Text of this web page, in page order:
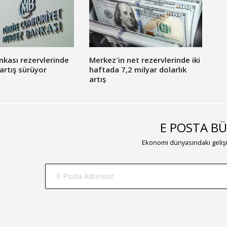
rezervlerinde
sürüyor
Merkez'in net rezervlerinde iki
haftada 7,2 milyar dolarlık
artış
E POSTA
Ekonomi dünyasındaki